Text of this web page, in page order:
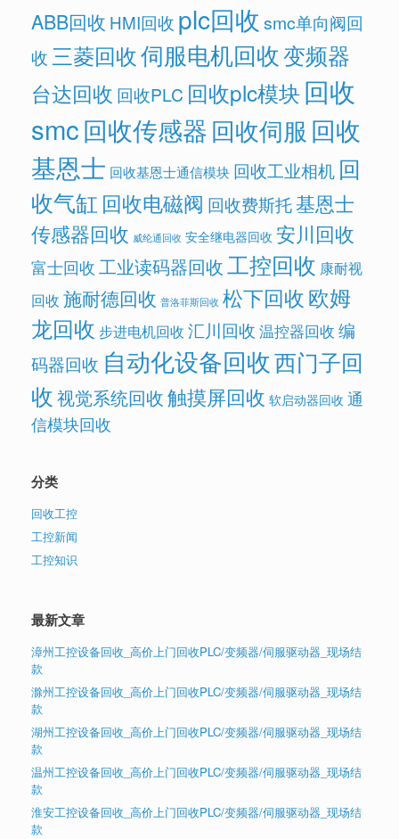
ABB回收 HMI回收 plc回收 smc单向阀回
收三菱回收伺服电机回收变频器
台达回收 回收PLC 回收plc模块 回收
smc回收传感器回收伺服 回收
基恩士 回收基恩士通信模块 回收工业相机 回
收气缸 回收电磁阀 回收费斯托基恩士
传感器回收 威纶通回收 安全继电器回收 安川回收
富士回收工业读码器回收工控回收 康耐视
回收 施耐德回收 普洛菲斯回收 松下回收欧姆
龙回收 步进电机回收 汇川回收 温控器回收 编
码器回收 自动化设备回收西门子回
收视觉系统回收触摸屏回收 软启动器回收 通
信模块回收
分类
回收工控
工控新闻
工控知识
最新文章
漳州工控设备回收_高价上门回收PLC/变频器/伺服驱动器_现场结
款
滁州工控设备回收_高价上门回收PLC/变频器/伺服驱动器_现场结
款
湖州工控设备回收_高价上门回收PLC/变频器/伺服驱动器_现场结
款
温州工控设备回收_高价上门回收PLC/变频器/伺服驱动器_现场结
款
淮安工控设备回收_高价上门回收PLC/变频器/伺服驱动器_现场结
款